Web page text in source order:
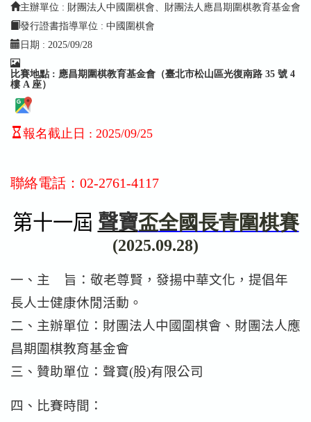
主辦單位 : 財團法人中國圍棋會、財團法人應昌期圍棋教育基金會
發行證書指導單位 : 中國圍棋會
日期 : 2025/09/28
比賽地點 : 應昌期圍棋教育基金會（臺北市松山區光復南路 35 號 4
樓 A 座）
報名截止日 : 2025/09/25
聯絡電話：02-2761-4117